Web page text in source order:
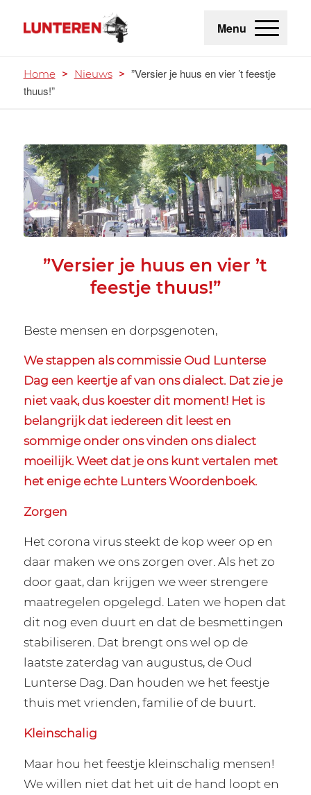
Menu
Home > Nieuws > ”Versier je huus en vier ’t feestje
thuus!”
”Versier je huus en vier ’t
feestje thuus!”
Beste mensen en dorpsgenoten,
We stappen als commissie Oud Lunterse
Dag een keertje af van ons dialect. Dat zie je
niet vaak, dus koester dit moment! Het is
belangrijk dat iedereen dit leest en
sommige onder ons vinden ons dialect
moeilijk. Weet dat je ons kunt vertalen met
het enige echte Lunters Woordenboek.
Zorgen
Het corona virus steekt de kop weer op en
daar maken we ons zorgen over. Als het zo
door gaat, dan krijgen we weer strengere
maatregelen opgelegd. Laten we hopen dat
dit nog even duurt en dat de besmettingen
stabiliseren. Dat brengt ons wel op de
laatste zaterdag van augustus, de Oud
Lunterse Dag. Dan houden we het feestje
thuis met vrienden, familie of de buurt.
Kleinschalig
Maar hou het feestje kleinschalig mensen!
We willen niet dat het uit de hand loopt en